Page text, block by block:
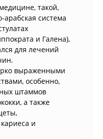
такой,
система
и Галена),
для лечений
выраженными
особенно,
штаммов
а также
и